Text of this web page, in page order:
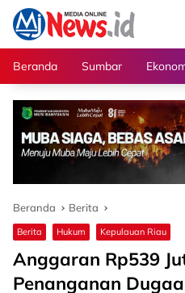
Langsung
konten
Beranda
Sumbar
Beranda Berita
Berita Hukum Kepulauan Riau
Anggaran Rp539
Penanganan